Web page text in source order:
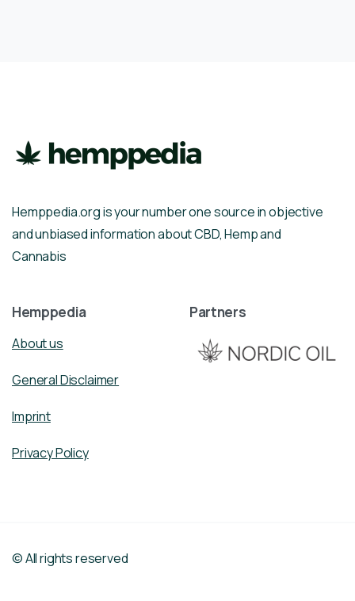
Hemppedia.org is your number one source in objective
and unbiased information about CBD, Hemp and
Cannabis
Hemppedia
About us
General Disclaimer
Imprint
Privacy Policy
Partners
© All rights reserved